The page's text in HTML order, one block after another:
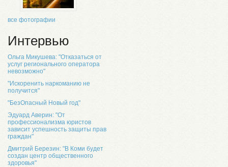
все фотографии
Интервью
Ольга Микушева: "Отказаться от
услуг регионального оператора
невозможно"
"Искоренить наркоманию не
получится"
"БезОпасный Новый год"
Эдуард Аверин: "От
профессионализма юристов
зависит успешность защиты прав
граждан"
Дмитрий Березин: "В Коми будет
создан центр общественного
здоровья"